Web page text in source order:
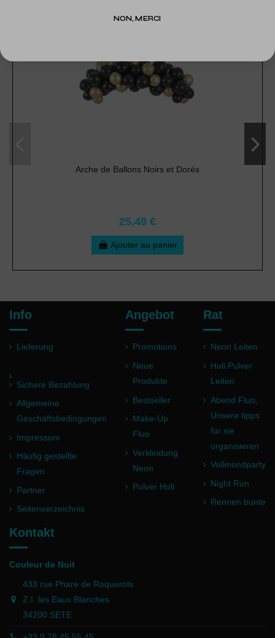
Arche de Ballons Noirs et Dorés
25,49 €
Ajouter au panier
Info
Lieferung
Sichere Bezahlung
Allgemeine
Geschäftsbedingungen
Impressum
Häufig gestellte
Fragen
Partner
Seitenverzeichnis
Angebot
Promotions
Neue
Produkte
Bestseller
Make-Up
Fluo
Verkleidung
Neon
Pulver Holi
Rat
Neon Leiten
Holi Pulver
Leiten
Abend Fluo,
Unsere tipps
für sie
organisieren
Vollmondparty
Night Run
Rennen bunte
Kontakt
Couleur de Nuit
433 rue Phare de Roquerols
Z.I. les Eaux Blanches
34200 SETE
NON, MERCI